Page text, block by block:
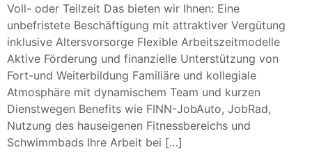
Voll- oder Teilzeit Das bieten wir Ihnen: Eine
unbefristete Beschäftigung mit attraktiver Vergütung
inklusive Altersvorsorge Flexible Arbeitszeitmodelle
Aktive Förderung und finanzielle Unterstützung von
Fort-und Weiterbildung Familiäre und kollegiale
Atmosphäre mit dynamischem Team und kurzen
Dienstwegen Benefits wie FINN-JobAuto, JobRad,
Nutzung des hauseigenen Fitnessbereichs und
Schwimmbads Ihre Arbeit bei […]